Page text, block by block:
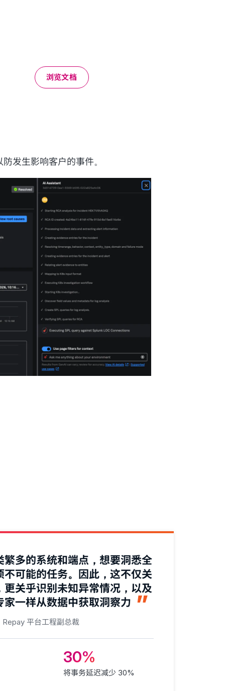
浏览文档
发生影响客户的事件。
繁多的系统和端点，想要洞悉全
不可能的任务。因此，这不仅关
更关乎识别未知异常情况，以及
家一样从数据中获取洞察力
Repay 平台工程副总裁
30%
将事务延迟减少 30%